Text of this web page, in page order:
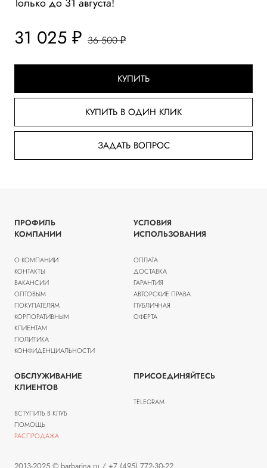
Только до 31 августа!
31 025 ₽ 36 500 ₽
КУПИТЬ
КУПИТЬ В ОДИН КЛИК
ЗАДАТЬ ВОПРОС
ПРОФИЛЬ
КОМПАНИИ
О КОМПАНИИ
КОНТАКТЫ
ВАКАНСИИ
ОПТОВЫМ
ПОКУПАТЕЛЯМ
КОРПОРАТИВНЫМ
КЛИЕНТАМ
ПОЛИТИКА
КОНФИДЕНЦИАЛЬНОСТИ
УСЛОВИЯ
ИСПОЛЬЗОВАНИЯ
ОПЛАТА
ДОСТАВКА
ГАРАНТИЯ
АВТОРСКИЕ ПРАВА
ПУБЛИЧНАЯ
ОФЕРТА
ОБСЛУЖИВАНИЕ
КЛИЕНТОВ
ВСТУПИТЬ В КЛУБ
ПОМОЩЬ
РАСПРОДАЖА
ПРИСОЕДИНЯЙТЕСЬ
TELEGRAM